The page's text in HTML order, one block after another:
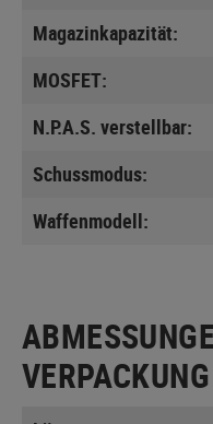
Magazinkapazität:
MOSFET:
N.P.A.S. verstellbar:
Schussmodus:
Waffenmodell:
VERPACKUNG